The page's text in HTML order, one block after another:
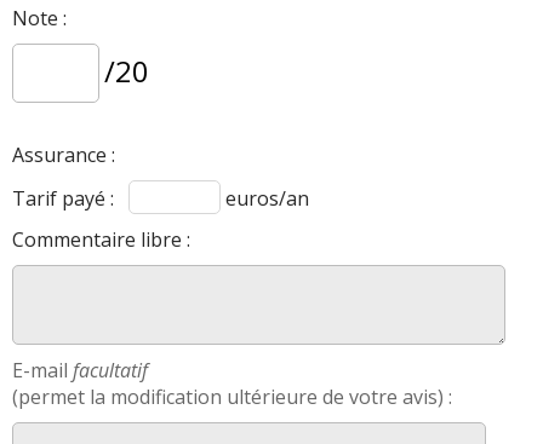
Note :
/20
Assurance :
Tarif payé :
euros/an
Commentaire libre :
E-mail facultatif
(permet la modification ultérieure de votre avis) :